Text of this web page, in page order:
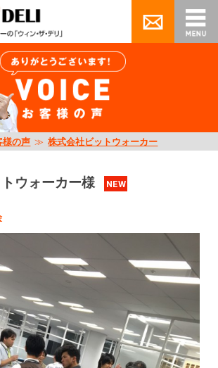
様の声 ≫株式会社ビットウォーカー
ウォーカー様
NEW